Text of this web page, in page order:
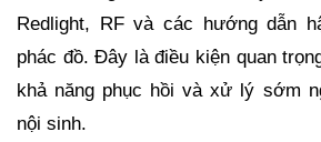
Redlight, RF và các hướng dẫn
phác đồ. Đây là điều kiện quan
khả năng phục hồi và xử lý sớm
nội sinh.